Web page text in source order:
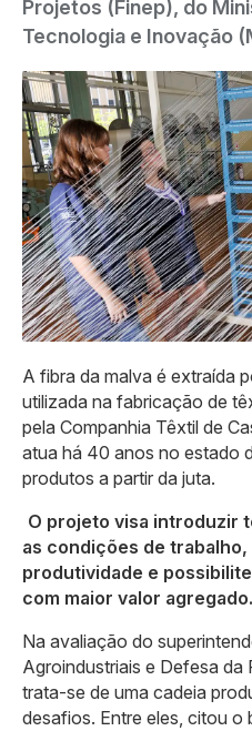
Projetos (Finep), do
Tecnologia e Inovação
A fibra da malva é extraída
utilizada na fabricação de
pela Companhia Têxtil de
atua há 40 anos no estado
produtos a partir da juta.
O projeto visa introduzir
as condições de trabalho,
produtividade e
com maior valor agregado.
Na avaliação do
Agroindustriais e Defesa da
trata-se de uma cadeia
desafios. Entre eles, citou